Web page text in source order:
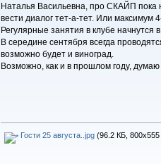
Наталья Васильевна, про СКАЙП пока
вести диалог тет-а-тет. Или максимум
Регулярные занятия в клубе начнутся
В середине сентября всегда
возможно будет и виноград.
Возможно, как и в прошлом году,
Гости 25 августа..jpg(96.2 КБ, 800x555